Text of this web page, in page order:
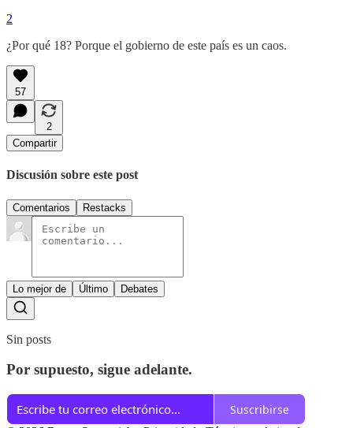
2
¿Por qué 18? Porque el gobierno de este país es un caos.
57
2
Compartir
Discusión sobre este post
Comentarios Restacks
Lo mejor de Último Debates
Sin posts
Por supuesto, sigue adelante.
Suscribirse